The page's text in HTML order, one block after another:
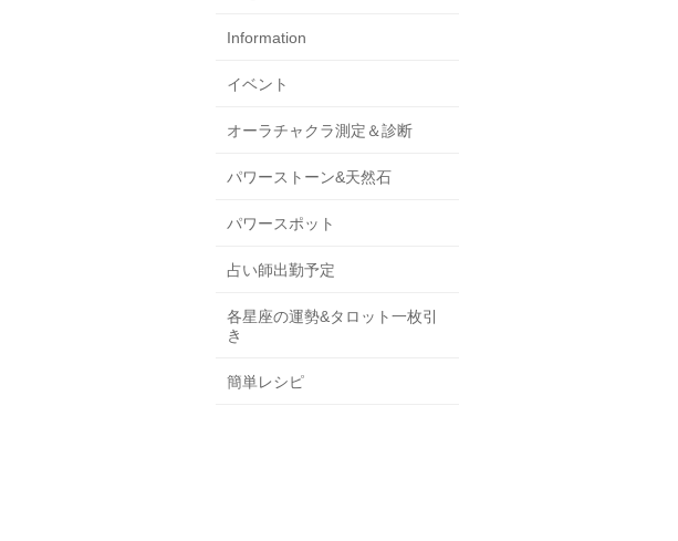
Information
イベント
オーラチャクラ測定＆診断
パワーストーン&天然石
パワースポット
占い師出勤予定
各星座の運勢&タロット一枚引
き
簡単レシピ